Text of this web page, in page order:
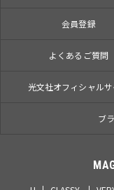
会員登録
よくあるご質問
光文社オフィシャルサ
ブ